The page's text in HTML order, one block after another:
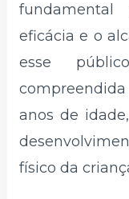
eficácia e o
esse
anos de
físico da